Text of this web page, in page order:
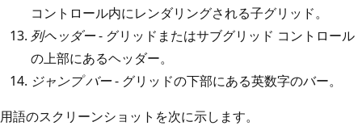
コントロール内にレンダリングされる子グリッド。
列ヘッダー- グリッドまたはサブグリッド コントロール
の上部にあるヘッダー。
ジャンプ バー- グリッドの下部にある英数字のバー。
用語のスクリーンショットを次に示します。